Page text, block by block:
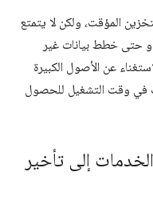
المؤقت، ولكن لا يتمتع
حتى خطط بيانات غير
عن الأصول الكبيرة
في وقت التشغيل للحصول
إلى تأخير